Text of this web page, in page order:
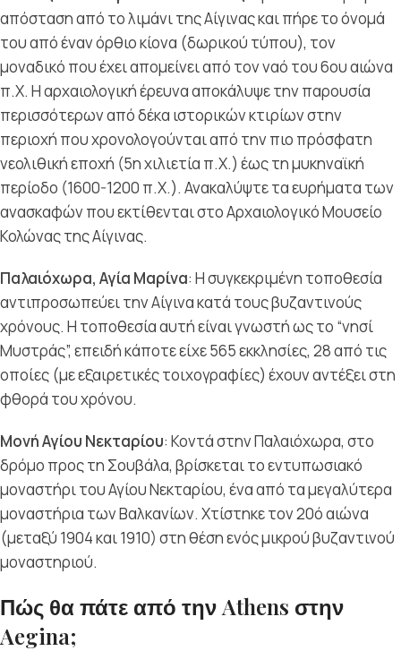
απόσταση από το λιμάνι της Αίγινας και πήρε το όνομά
του από έναν όρθιο κίονα (δωρικού τύπου), τον
μοναδικό που έχει απομείνει από τον ναό του 6ου αιώνα
π.Χ. Η αρχαιολογική έρευνα αποκάλυψε την παρουσία
περισσότερων από δέκα ιστορικών κτιρίων στην
περιοχή που χρονολογούνται από την πιο πρόσφατη
νεολιθική εποχή (5η χιλιετία π.Χ.) έως τη μυκηναϊκή
περίοδο (1600-1200 π.Χ.). Ανακαλύψτε τα ευρήματα των
ανασκαφών που εκτίθενται στο Αρχαιολογικό Μουσείο
Κολώνας της Αίγινας.
Παλαιόχωρα, Αγία Μαρίνα: Η συγκεκριμένη τοποθεσία
αντιπροσωπεύει την Αίγινα κατά τους βυζαντινούς
χρόνους. Η τοποθεσία αυτή είναι γνωστή ως το “νησί
Μυστράς”, επειδή κάποτε είχε 565 εκκλησίες, 28 από τις
οποίες (με εξαιρετικές τοιχογραφίες) έχουν αντέξει στη
φθορά του χρόνου.
Μονή Αγίου Νεκταρίου: Κοντά στην Παλαιόχωρα, στο
δρόμο προς τη Σουβάλα, βρίσκεται το εντυπωσιακό
μοναστήρι του Αγίου Νεκταρίου, ένα από τα μεγαλύτερα
μοναστήρια των Βαλκανίων. Χτίστηκε τον 20ό αιώνα
(μεταξύ 1904 και 1910) στη θέση ενός μικρού βυζαντινού
μοναστηριού.
Πώς θα πάτε από την Athens στην
Aegina;